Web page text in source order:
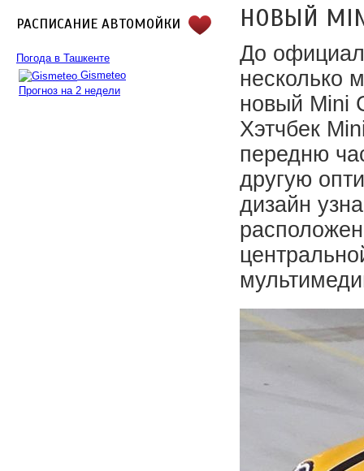
РАСПИСАНИЕ АВТОМОЙКИ
Погода в Ташкенте
Gismeteo
Прогноз на 2 недели
НОВЫЙ
До
несколько
новый Mini
Хэтчбек
передню
другую
дизайн